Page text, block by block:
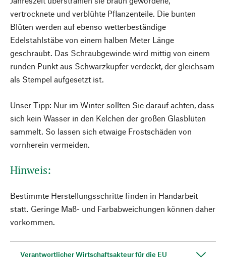
vertrocknete und verblühte Pflanzenteile. Die bunten
Blüten werden auf ebenso wetterbeständige
Edelstahlstäbe von einem halben Meter Länge
geschraubt. Das Schraubgewinde wird mittig von einem
runden Punkt aus Schwarzkupfer verdeckt, der gleichsam
als Stempel aufgesetzt ist.
Unser Tipp: Nur im Winter sollten Sie darauf achten, dass
sich kein Wasser in den Kelchen der großen Glasblüten
sammelt. So lassen sich etwaige Frostschäden von
vornherein vermeiden.
Hinweis:
Bestimmte Herstellungsschritte finden in Handarbeit
statt. Geringe Maß- und Farbabweichungen können daher
vorkommen.
Verantwortlicher Wirtschaftsakteur für die EU